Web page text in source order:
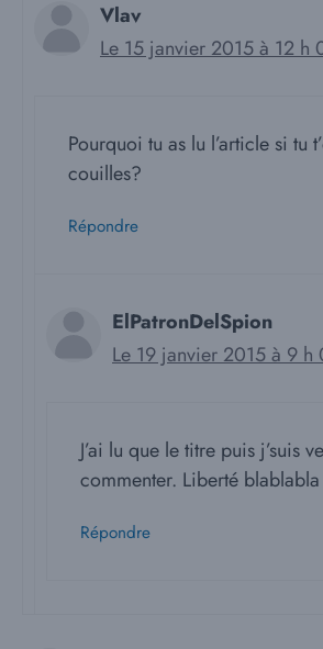
Vlav
Le 15 janvier 2015 à 12 h
Pourquoi tu as lu l’article si tu
couilles?
Répondre
ElPatronDelSpion
Le 19 janvier 2015 à 9 h
J’ai lu que le titre puis j’suis
commenter. Liberté
Répondre